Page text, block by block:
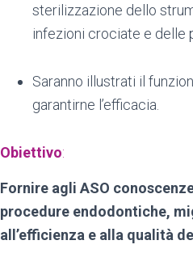
sterilizzazione dello
infezioni crociate e delle
Saranno illustrati il
garantirne l’efficacia.
Obiettivo:
Fornire agli ASO
procedure endodontiche,
all’efficienza e alla qualità